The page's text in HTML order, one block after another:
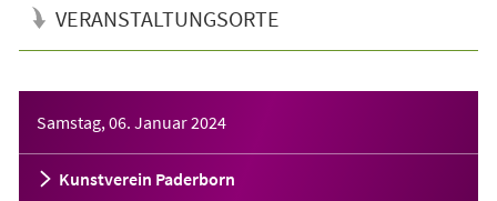
VERANSTALTUNGSORTE
Samstag, 06. Januar 2024
Kunstverein Paderborn